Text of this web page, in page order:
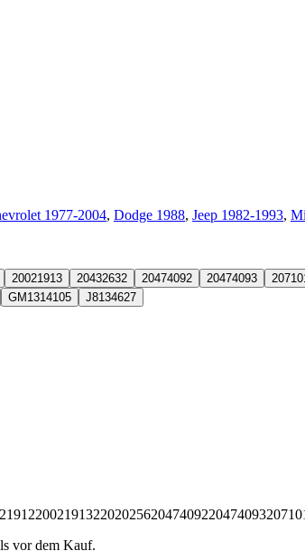
1977-2004, Dodge 1988, Jeep 1982-1993,
20021913 20432632 20474092 20474093
GM1314105 J8134627
20021913220202562047409220474093
vor dem Kauf.